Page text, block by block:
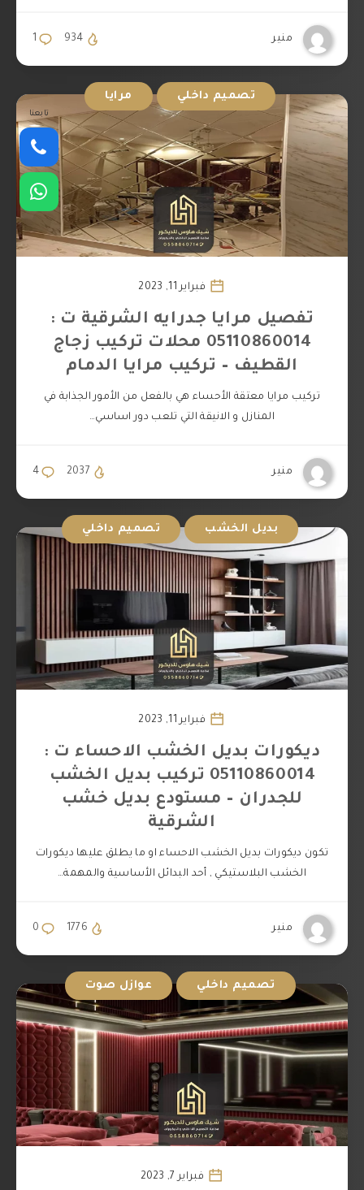
منير 1 934
تصميم داخلي مرايا
فبراير 11, 2023
تفصيل مرايا جدرايه الشرقية ت :
05110860014 محلات تركيب زجاج
القطيف – تركيب مرايا الدمام
تركيب مرايا معتقة الأحساء هي بالفعل من الأمور الجذابة في
المنازل و الانيقة التي تلعب دور اساسي…
منير 4 2037
بديل الخشب تصميم داخلي
فبراير 11, 2023
ديكورات بديل الخشب الاحساء ت :
05110860014 تركيب بديل الخشب
للجدران – مستودع بديل خشب
الشرقية
تكون ديكورات بديل الخشب الاحساء او ما يطلق عليها ديكورات
الخشب البلاستيكي , أحد البدائل الأساسية والمهمة…
منير 0 1776
تصميم داخلي عوازل صوت
فبراير 7, 2023
تابعنا